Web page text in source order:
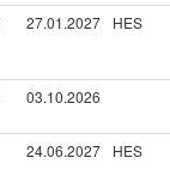
27.01.2027 HES
03.10.2026
24.06.2027 HES